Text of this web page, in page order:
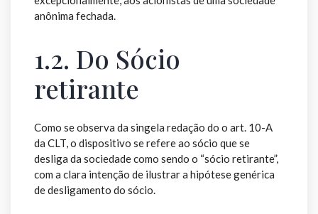
anônima fechada.
1.2. Do Sócio
retirante
Como se observa da singela redação do o art. 10-A
da CLT, o dispositivo se refere ao sócio que se
desliga da sociedade como sendo o “sócio retirante”,
com a clara intenção de ilustrar a hipótese genérica
de desligamento do sócio.